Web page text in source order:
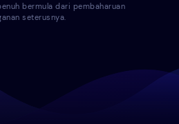
bermula dari pembaharuan
seterusnya.